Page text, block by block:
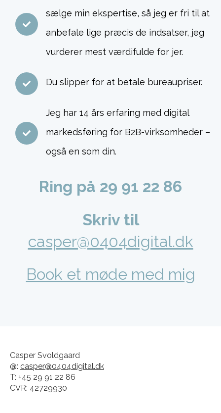
sælge min ekspertise, så jeg er fri til at
anbefale lige præcis de indsatser, jeg
vurderer mest værdifulde for jer.
Du slipper for at betale bureaupriser.
Jeg har 14 års erfaring med digital
markedsføring for B2B-virksomheder –
også en som din.
Ring på 29 91 22 86
Skriv til
casper@0404digital.dk
Book et møde med mig
Casper Svoldgaard
@: casper@0404digital.dk
T: +45 29 91 22 86
CVR: 42729930